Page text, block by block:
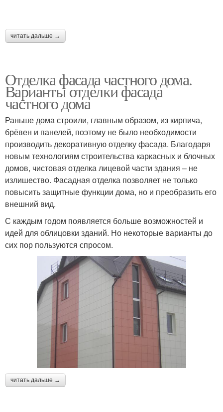
читать дальше →
Отделка фасада частного дома.
Варианты отделки фасада
частного дома
Раньше дома строили, главным образом, из кирпича,
брёвен и панелей, поэтому не было необходимости
производить декоративную отделку фасада. Благодаря
новым технологиям строительства каркасных и блочных
домов, чистовая отделка лицевой части здания – не
излишество. Фасадная отделка позволяет не только
повысить защитные функции дома, но и преобразить его
внешний вид.
С каждым годом появляется больше возможностей и
идей для облицовки зданий. Но некоторые варианты до
сих пор пользуются спросом.
читать дальше →